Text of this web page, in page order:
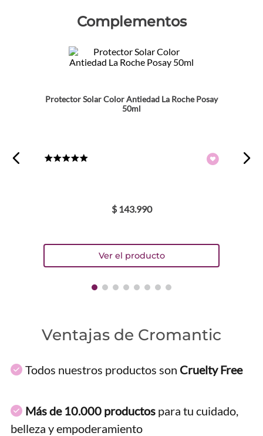
Complementos
Protector Solar Color Antiedad La Roche Posay
50ml
$ 143.990
Ventajas de Cromantic
Todos nuestros productos son Cruelty Free
Más de 10.000 productos para tu cuidado,
belleza y empoderamiento